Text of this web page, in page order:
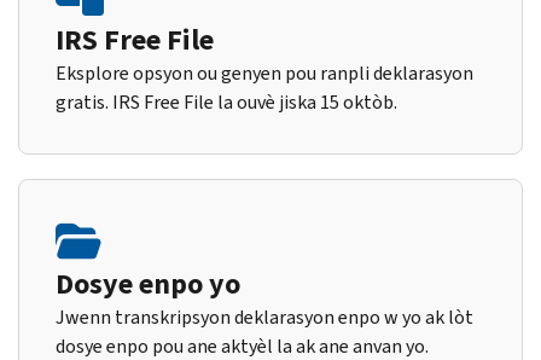
IRS Free File
Eksplore opsyon ou genyen pou ranpli deklarasyon
gratis. IRS Free File la ouvè jiska 15 oktòb.
Dosye enpo yo
Jwenn transkripsyon deklarasyon enpo w yo ak lòt
dosye enpo pou ane aktyèl la ak ane anvan yo.